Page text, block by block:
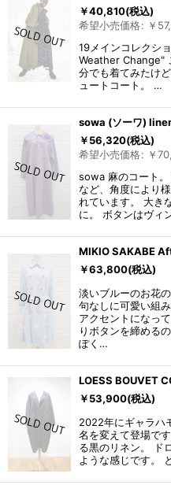
￥40,810(税込)
希望小売価格: ￥
19メインコレクシ
Weather Change"
分でも着てみたけ
ュートコート。 …
sowa (ソーワ)
￥56,320(税込)
希望小売価格: ￥
sowa 麻のコート
など、角度により
れています。 大き
に。 ボタンはヴィ
MIKIO SAKABE
￥63,800(税込)
淡いブルーのお花
句なしに可愛い組
アクセントになっ
りボタンを締める
ぽく…
LOESS BOUVET
￥53,900(税込)
2022年にギャラハ
名を変えて登場で
る黒のリネン。 ド
ような感じです。